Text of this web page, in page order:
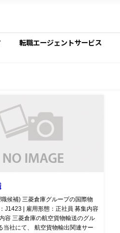
転職エージェントサービス
候補) 三菱倉庫グループの国際物
J1423 | 雇用形態：正社員 募集内容
容 三菱倉庫の航空貨物輸送のグル
当社にて、 航空貨物輸出関連サー